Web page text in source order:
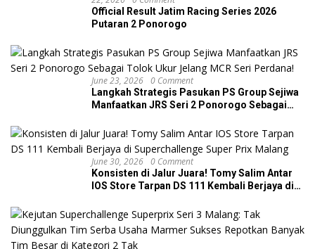
Official Result Jatim Racing Series 2026
Putaran 2 Ponorogo
June 23, 2026 0 Comment
Langkah Strategis Pasukan PS Group Sejiwa
Manfaatkan JRS Seri 2 Ponorogo Sebagai
June 30, 2026 0 Comment
Konsisten di Jalur Juara! Tomy Salim Antar
IOS Store Tarpan DS 111 Kembali Berjaya di